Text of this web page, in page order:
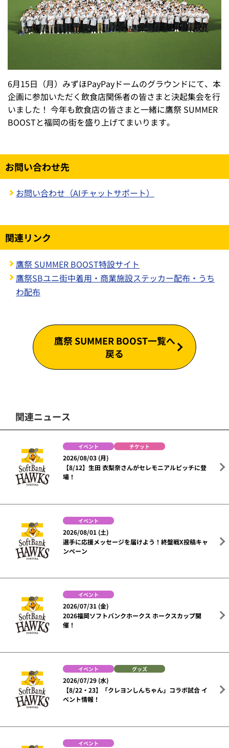
6月15日（月）みずほPayPayドームのグラウンドにて、本
企画に参加いただく飲食店関係者の皆さまと決起集会を行
いました！ 今年も飲食店の皆さまと一緒に鷹祭 SUMMER
BOOSTと福岡の街を盛り上げてまいります。
お問い合わせ先
お問い合わせ（AIチャットサポート）
関連リンク
鷹祭 SUMMER BOOST特設サイト
鷹祭SBユニ街中着用・商業施設ステッカー配布・うち
わ配布
鷹祭 SUMMER BOOST一覧へ
戻る
関連ニュース
イベント チケット
2026/08/03 (月)
【8/12】生田 衣梨奈さんがセレモニアルピッチに登
場！
イベント
2026/08/01 (土)
選手に応援メッセージを届けよう！終盤戦X投稿キャ
ンペーン
イベント
2026/07/31 (金)
2026福岡ソフトバンクホークス ホークスカップ開
催！
イベント グッズ
2026/07/29 (水)
【8/22・23】「クレヨンしんちゃん」コラボ試合 イ
ベント情報！
イベント